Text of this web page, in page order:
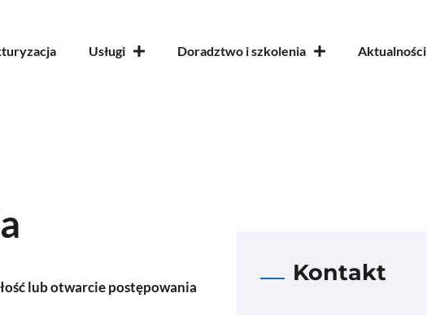
Usługi Doradztwo i szkolenia Aktualności
lub otwarcie postępowania
Kontakt